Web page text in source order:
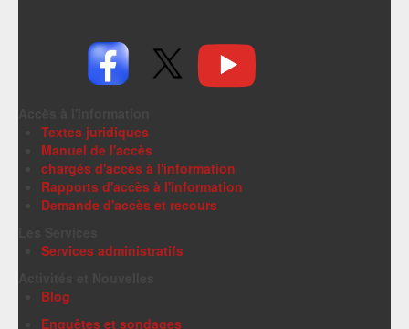
Textes juridiques
Manuel de l'accès
chargés d'accès à l'information
Rapports d'accès à l'information
Demande d'accès et recours
Services administratifs
Blog
Enquêtes et sondages